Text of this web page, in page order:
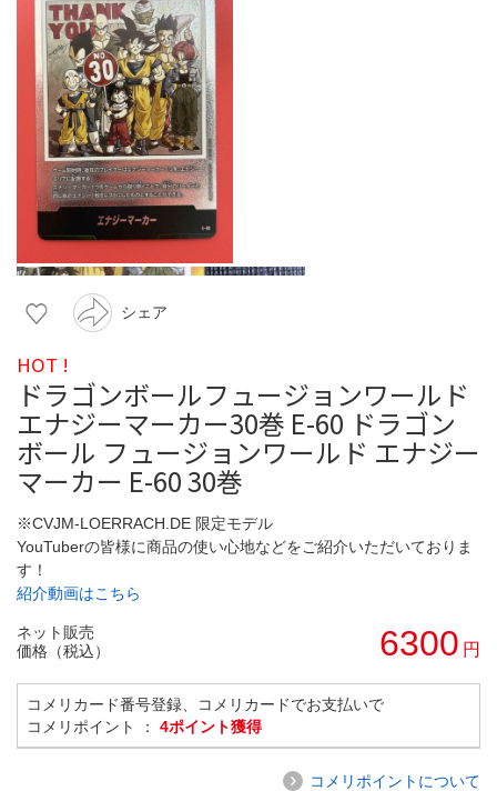
シェア
HOT !
ドラゴンボールフュージョンワールド
エナジーマーカー30巻 E-60 ドラゴン
ボール フュージョンワールド エナジー
マーカー E-60 30巻
※CVJM-LOERRACH.DE 限定モデル
YouTuberの皆様に商品の使い心地などをご紹介いただいておりま
す！
紹介動画はこちら
ネット販売
価格（税込）
6300 円
コメリカード番号登録、コメリカードでお支払いで
コメリポイント ： 4ポイント獲得
コメリポイントについて